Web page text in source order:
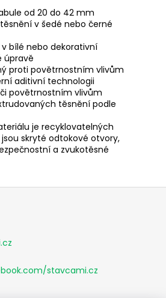
od 20 do 42 mm
v šedé nebo černé
v bílé nebo dekorativní
úpravě
proti povětrnostním vlivům
aditivní technologii
povětrnostním vlivům
těsnění podle
je recyklovatelných
jsou skryté odtokové otvory,
a zvukotěsné
stavcami.cz